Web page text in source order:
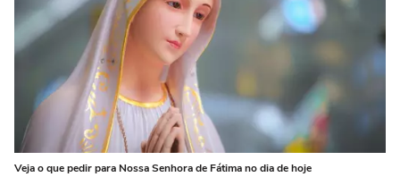
Veja o que pedir para Nossa Senhora de Fátima no dia de hoje